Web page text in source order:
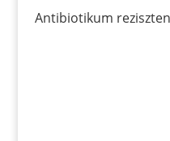
Antibiotikum